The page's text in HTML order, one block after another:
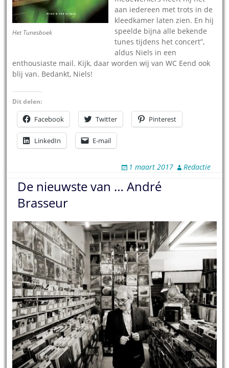
Het Tunesboek
aan iedereen met trots in de
kleedkamer laten zien. En hij
speelde bijna alle bekende
tunes tijdens het concert”,
aldus Niels in een
enthousiaste mail. Kijk, daar worden wij van WC Eend ook
blij van. Bedankt, Niels!
Dit delen:
Facebook Twitter Pinterest
LinkedIn E-mail
1 maart 2017 Redactie
De nieuwste van … André
Brasseur